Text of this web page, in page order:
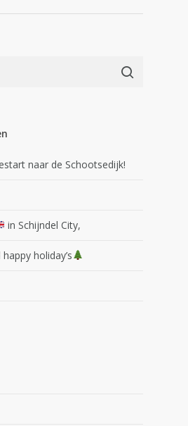
naar de Schootsedijk!
in Schijndel City,
holiday’s